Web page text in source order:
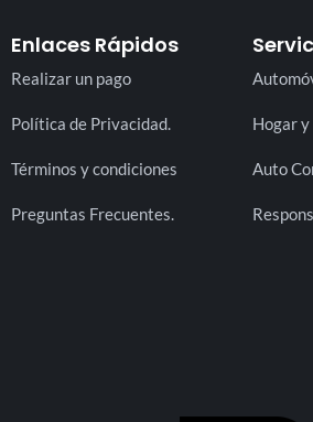
Hogar
Auto
Enlaces Rápidos
Realizar un pago
Política de Privacidad.
Términos y condiciones
Preguntas Frecuentes.